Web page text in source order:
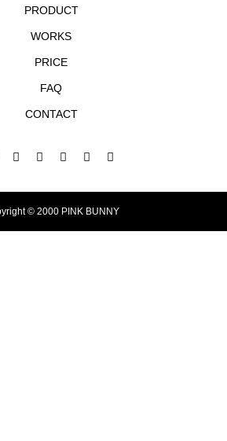
PRODUCT
WORKS
PRICE
FAQ
CONTACT
© 2000 PINK BUNNY